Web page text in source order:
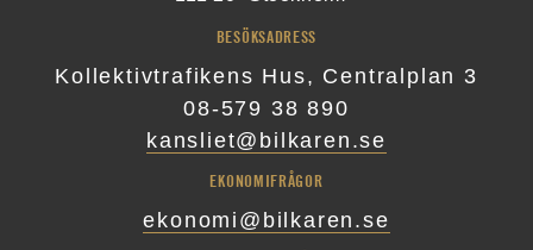
BESÖKSADRESS
Kollektivtrafikens Hus, Centralplan 3
08-579 38 890
kansliet@bilkaren.se
EKONOMIFRÅGOR
ekonomi@bilkaren.se